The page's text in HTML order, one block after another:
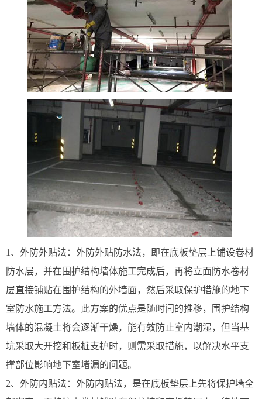
1、外防外贴法：外防外贴防水法，即在底板垫层上铺设卷材
防水层，并在围护结构墙体施工完成后，再将立面防水卷材
层直接铺贴在围护结构的外墙面，然后采取保护措施的地下
室防水施工方法。此方案的优点是随时间的推移，围护结构
墙体的混凝土将会逐渐干燥，能有效防止室内潮湿，但当基
坑采取大开挖和板桩支护时，则需采取措施，以解决水平支
撑部位影响地下室堵漏的问题。
2、外防内贴法：外防内贴法，是在底板垫层上先将保护墙全